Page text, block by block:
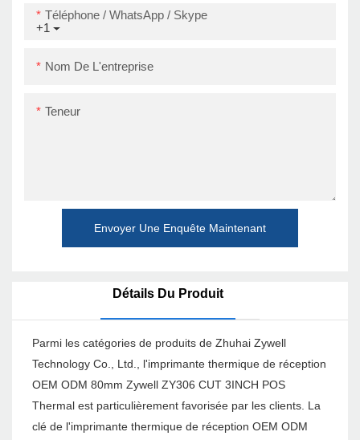
+1
Téléphone / WhatsApp / Skype
Nom De L'entreprise
Teneur
Envoyer Une Enquête Maintenant
Détails Du Produit
Parmi les catégories de produits de Zhuhai Zywell
Technology Co., Ltd., l'imprimante thermique de réception
OEM ODM 80mm Zywell ZY306 CUT 3INCH POS
Thermal est particulièrement favorisée par les clients. La
clé de l'imprimante thermique de réception OEM ODM